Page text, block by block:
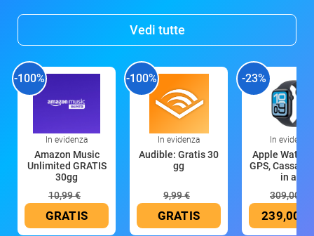
Vedi tutte
-100%
In evidenza
Amazon Music
Unlimited GRATIS
30gg
10,99 €
GRATIS
-100%
In evidenza
Audible: Gratis 30
gg
9,99 €
GRATIS
-23%
In evidenza
Apple Watch
GPS, Cassa
in all
309,00 €
239,00 €